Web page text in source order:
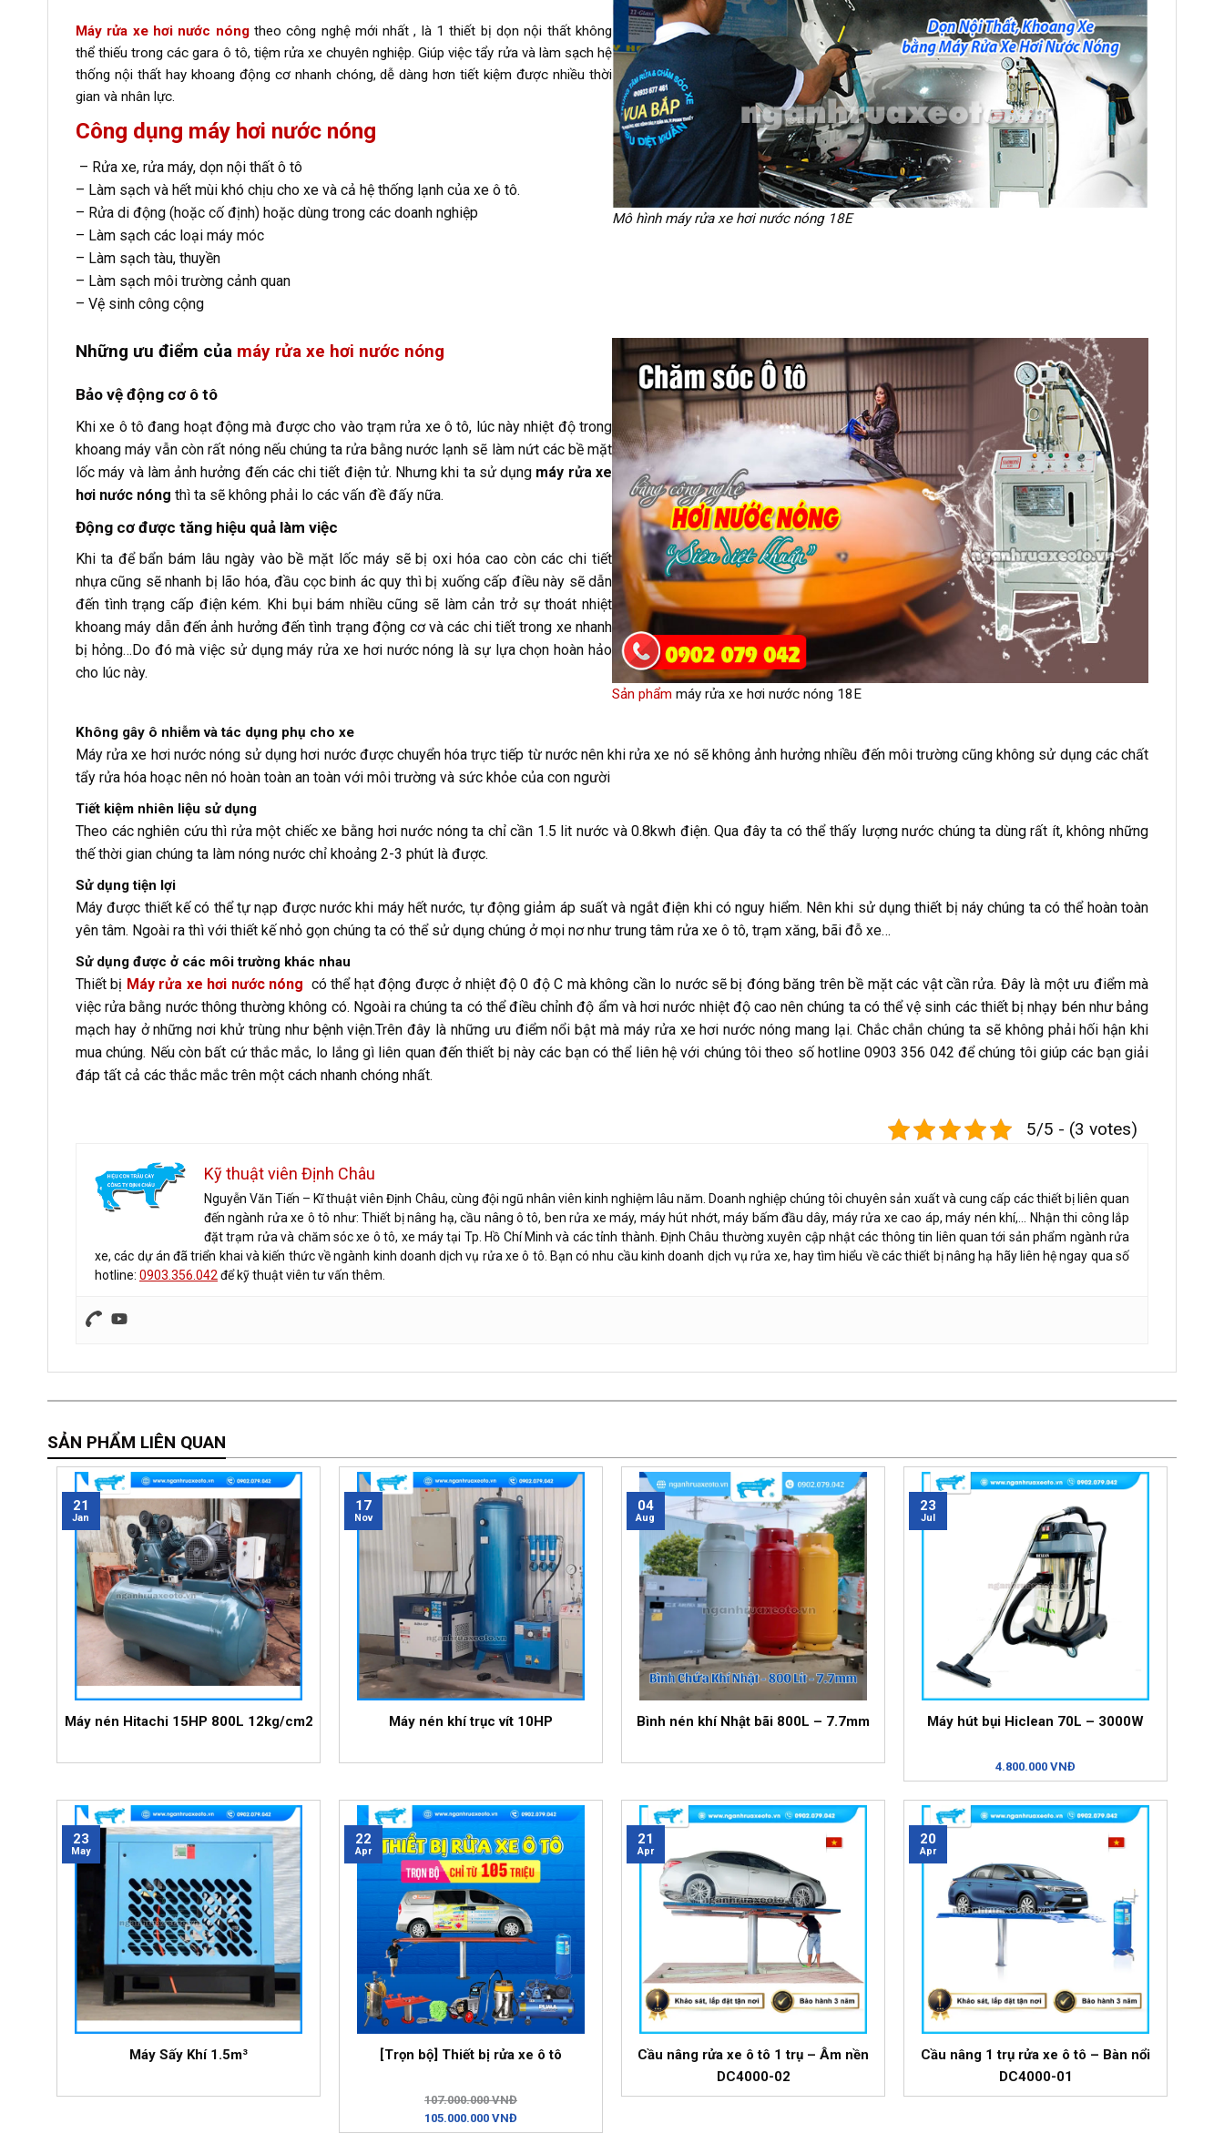
Máy rửa xe hơi nước nóngtheo công nghệ mới nhất , là 1 thiết bị dọn nội thất không
thể thiếu trong các gara ô tô, tiệm rửa xe chuyên nghiệp. Giúp việc tẩy rửa và làm sạch hệ
thống nội thất hay khoang động cơ nhanh chóng, dễ dàng hơn tiết kiệm được nhiều thời
gian và nhân lực.
Công dụng máy hơi nước nóng
– Rửa xe, rửa máy, dọn nội thất ô tô
– Làm sạch và hết mùi khó chịu cho xe và cả hệ thống lạnh của xe ô tô.
– Rửa di động (hoặc cố định) hoặc dùng trong các doanh nghiệp
– Làm sạch các loại máy móc
– Làm sạch tàu, thuyền
– Làm sạch môi trường cảnh quan
– Vệ sinh công cộng
Mô hình máy rửa xe hơi nước nóng 18E
Những ưu điểm của máy rửa xe hơi nước nóng
Bảo vệ động cơ ô tô
Khi xe ô tô đang hoạt động mà được cho vào trạm rửa xe ô tô, lúc này nhiệt độ trong
khoang máy vẫn còn rất nóng nếu chúng ta rửa bằng nước lạnh sẽ làm nứt các bề mặt
lốc máy và làm ảnh hưởng đến các chi tiết điện tử. Nhưng khi ta sử dụng máy rửa xe
hơi nước nóng thì ta sẽ không phải lo các vấn đề đấy nữa.
Động cơ được tăng hiệu quả làm việc
Khi ta để bẩn bám lâu ngày vào bề mặt lốc máy sẽ bị oxi hóa cao còn các chi tiết
nhựa cũng sẽ nhanh bị lão hóa, đầu cọc binh ác quy thì bị xuống cấp điều này sẽ dẫn
đến tình trạng cấp điện kém. Khi bụi bám nhiều cũng sẽ làm cản trở sự thoát nhiệt
khoang máy dẫn đến ảnh hưởng đến tình trạng động cơ và các chi tiết trong xe nhanh
bị hỏng…Do đó mà việc sử dụng máy rửa xe hơi nước nóng là sự lựa chọn hoàn hảo
cho lúc này.
Sản phẩm máy rửa xe hơi nước nóng 18E
Không gây ô nhiễm và tác dụng phụ cho xe
Máy rửa xe hơi nước nóng sử dụng hơi nước được chuyển hóa trực tiếp từ nước nên khi rửa xe nó sẽ không ảnh hưởng nhiều đến môi trường cũng không sử dụng các chất
tẩy rửa hóa hoạc nên nó hoàn toàn an toàn với môi trường và sức khỏe của con người
Tiết kiệm nhiên liệu sử dụng
Theo các nghiên cứu thì rửa một chiếc xe bằng hơi nước nóng ta chỉ cần 1.5 lit nước và 0.8kwh điện. Qua đây ta có thể thấy lượng nước chúng ta dùng rất ít, không những
thế thời gian chúng ta làm nóng nước chỉ khoảng 2-3 phút là được.
Sử dụng tiện lợi
Máy được thiết kế có thể tự nạp được nước khi máy hết nước, tự động giảm áp suất và ngắt điện khi có nguy hiểm. Nên khi sử dụng thiết bị náy chúng ta có thể hoàn toàn
yên tâm. Ngoài ra thì với thiết kế nhỏ gọn chúng ta có thể sử dụng chúng ở mọi nơ như trung tâm rửa xe ô tô, trạm xăng, bãi đỗ xe…
Sử dụng được ở các môi trường khác nhau
Thiết bị Máy rửa xe hơi nước nóng có thể hạt động được ở nhiệt độ 0 độ C mà không cần lo nước sẽ bị đóng băng trên bề mặt các vật cần rửa. Đây là một ưu điểm mà
việc rửa bằng nước thông thường không có. Ngoài ra chúng ta có thể điều chỉnh độ ẩm và hơi nước nhiệt độ cao nên chúng ta có thể vệ sinh các thiết bị nhạy bén như bảng
mạch hay ở những nơi khử trùng như bệnh viện.Trên đây là những ưu điểm nổi bật mà máy rửa xe hơi nước nóng mang lại. Chắc chắn chúng ta sẽ không phải hối hận khi
mua chúng. Nếu còn bất cứ thắc mắc, lo lắng gì liên quan đến thiết bị này các bạn có thể liên hệ với chúng tôi theo số hotline 0903 356 042 để chúng tôi giúp các bạn giải
đáp tất cả các thắc mắc trên một cách nhanh chóng nhất.
5/5 - (3 votes)
Kỹ thuật viên Định Châu
Nguyễn Văn Tiến – Kĩ thuật viên Định Châu, cùng đội ngũ nhân viên kinh nghiệm lâu năm. Doanh nghiệp chúng tôi chuyên sản xuất và cung cấp các thiết bị liên quan
đến ngành rửa xe ô tô như: Thiết bị nâng hạ, cầu nâng ô tô, ben rửa xe máy, máy hút nhớt, máy bấm đầu dây, máy rửa xe cao áp, máy nén khí,… Nhận thi công lắp
đặt trạm rửa và chăm sóc xe ô tô, xe máy tại Tp. Hồ Chí Minh và các tỉnh thành. Định Châu thường xuyên cập nhật các thông tin liên quan tới sản phẩm ngành rửa
xe, các dự án đã triển khai và kiến thức về ngành kinh doanh dịch vụ rửa xe ô tô. Bạn có nhu cầu kinh doanh dịch vụ rửa xe, hay tìm hiểu về các thiết bị nâng hạ hãy liên hệ ngay qua số
hotline: 0903.356.042 để kỹ thuật viên tư vấn thêm.
SẢN PHẨM LIÊN QUAN
Máy nén Hitachi 15HP 800L 12kg/cm2
21
Jan
Máy nén khí trục vít 10HP
17
Nov
Bình nén khí Nhật bãi 800L – 7.7mm
04
Aug
Máy hút bụi Hiclean 70L – 3000W
23
Jul
4.800.000 VNĐ
Máy Sấy Khí 1.5m³
23
May
[Trọn bộ] Thiết bị rửa xe ô tô
22
Apr
107.000.000 VNĐ
105.000.000 VNĐ
Cầu nâng rửa xe ô tô 1 trụ – Âm nền
DC4000-02
21
Apr
Cầu nâng 1 trụ rửa xe ô tô – Bàn nổi
DC4000-01
20
Apr